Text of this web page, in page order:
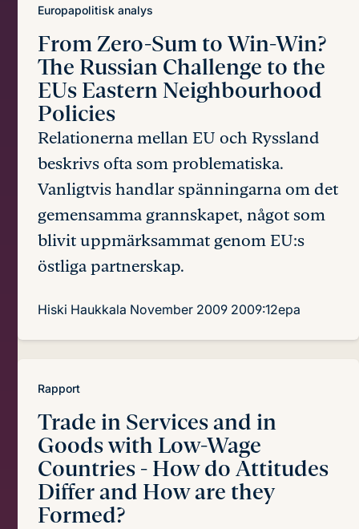
Europapolitisk analys
From Zero-Sum to Win-Win?
The Russian Challenge to the
EUs Eastern Neighbourhood
Policies
Relationerna mellan EU och Ryssland
beskrivs ofta som problematiska.
Vanligtvis handlar spänningarna om det
gemensamma grannskapet, något som
blivit uppmärksammat genom EU:s
östliga partnerskap.
Hiski Haukkala November 2009 2009:12epa
Rapport
Trade in Services and in
Goods with Low-Wage
Countries - How do Attitudes
Differ and How are they
Formed?